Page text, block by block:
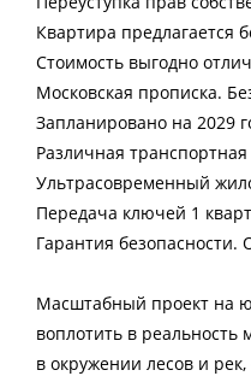
Квартира предлагается
Стоимость выгодно
Московская прописка.
Запланировано на 2029
Различная
Ультрасовременный
Передача ключей 1
Гарантия
Масштабный проект на
воплотить в
в окружении лесов и